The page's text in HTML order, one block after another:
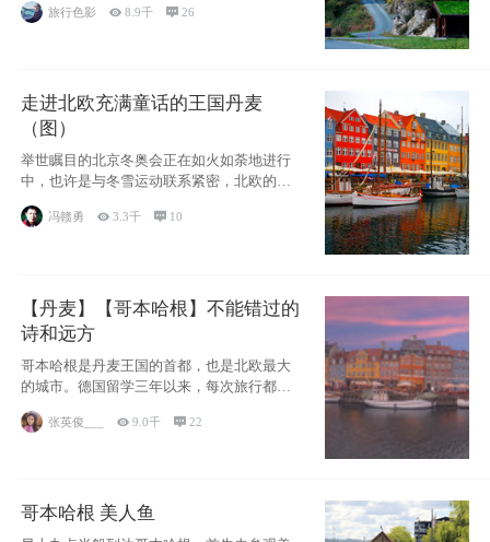
旅行色影 8.9千 26
走进北欧充满童话的王国丹麦
（图）
举世瞩目的北京冬奥会正在如火如荼地进行
中，也许是与冬雪运动联系紧密，北欧的一
些国家因
冯赣勇 3.3千  10
【丹麦】【哥本哈根】不能错过的
诗和远方
哥本哈根是丹麦王国的首都，也是北欧最大
的城市。德国留学三年以来，每次旅行都是
张英俊___ 9.0千 22
哥本哈根 美人鱼